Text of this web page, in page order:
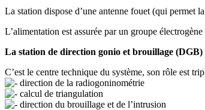
La station dispose d’une antenne fouet (qui permet
L’alimentation est assurée par un groupe
La station de direction gonio et brouillage (DGB)
C’est le centre technique du système, son rôle est
direction de la radiogoninométrie
calcul de triangulation
direction du brouillage et de l’intrusion